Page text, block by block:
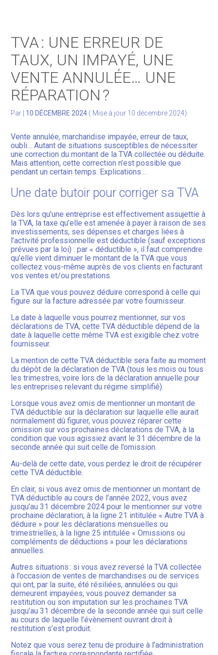
Gérer votre patrimoine
Facturation Électronique
TVA : UNE ERREUR DE
TAUX, UN IMPAYÉ, UNE
VENTE ANNULÉE… UNE
RÉPARATION ?
Par 10 DÉCEMBRE 2024 ( Mise à jour 10 décembre 2024)
Vente annulée, marchandise impayée, erreur de taux,
oubli… Autant de situations susceptibles de nécessiter
une correction du montant de la TVA collectée ou déduite.
Mais attention, cette correction n’est possible que
pendant un certain temps. Explications…
Une date butoir pour corriger sa TVA
Dès lors qu’une entreprise est effectivement assujettie à
la TVA, la taxe qu’elle est amenée à payer à raison de ses
investissements, ses dépenses et charges liées à
l’activité professionnelle est déductible (sauf exceptions
prévues par la loi) : par « déductible », il faut comprendre
qu’elle vient diminuer le montant de la TVA que vous
collectez vous-même auprès de vos clients en facturant
vos ventes et/ou prestations.
La TVA que vous pouvez déduire correspond à celle qui
figure sur la facture adressée par votre fournisseur.
La date à laquelle vous pourrez mentionner, sur vos
déclarations de TVA, cette TVA déductible dépend de la
date à laquelle cette même TVA est exigible chez votre
fournisseur.
La mention de cette TVA déductible sera faite au moment
du dépôt de la déclaration de TVA (tous les mois ou tous
les trimestres, voire lors de la déclaration annuelle pour
les entreprises relevant du régime simplifié).
Lorsque vous avez omis de mentionner un montant de
TVA déductible sur la déclaration sur laquelle elle aurait
normalement dû figurer, vous pouvez réparer cette
omission sur vos prochaines déclarations de TVA, à la
condition que vous agissiez avant le 31 décembre de la
seconde année qui suit celle de l’omission.
Au-delà de cette date, vous perdez le droit de récupérer
cette TVA déductible.
En clair, si vous avez omis de mentionner un montant de
TVA déductible au cours de l’année 2022, vous avez
jusqu’au 31 décembre 2024 pour le mentionner sur votre
prochaine déclaration, à la ligne 21 intitulée « Autre TVA à
déduire » pour les déclarations mensuelles ou
trimestrielles, à la ligne 25 intitulée « Omissions ou
compléments de déductions » pour les déclarations
annuelles.
Autres situations : si vous avez reversé la TVA collectée
à l’occasion de ventes de marchandises ou de services
qui ont, par la suite, été résiliées, annulées ou qui
demeurent impayées, vous pouvez demander sa
restitution ou son imputation sur les prochaines TVA
jusqu’au 31 décembre de la seconde année qui suit celle
au cours de laquelle l’évènement ouvrant droit à
restitution s’est produit.
Notez que vous serez tenu de produire à l’administration